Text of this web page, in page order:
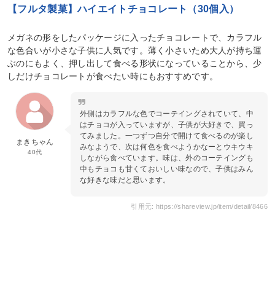
【フルタ製菓】ハイエイトチョコレート（30個入）
メガネの形をしたパッケージに入ったチョコレートで、カラフル
な色合いが小さな子供に人気です。薄く小さいため大人が持ち運
ぶのにもよく、押し出して食べる形状になっていることから、少
しだけチョコレートが食べたい時にもおすすめです。
まきちゃん
40代
外側はカラフルな色でコーテイングされていて、中
はチョコが入っていますが、子供が大好きで、買っ
てみました。一つずつ自分で開けて食べるのが楽し
みなようで、次は何色を食べようかなーとウキウキ
しながら食べています。味は、外のコーテイングも
中もチョコも甘くておいしい味なので、子供はみん
な好きな味だと思います。
引用元: https://shareview.jp/item/detail/8466